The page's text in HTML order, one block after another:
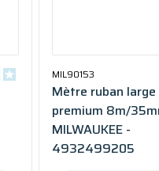
MIL90153
Mètre ruban large
premium 8m/
MILWAUKEE -
4932499205